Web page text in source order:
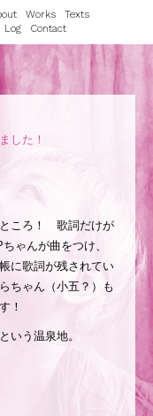
Works
Texts
Log Contact
した！
ところ！ 歌詞だけが
ゃんが曲をつけ、
に歌詞が残されてい
ちゃん（小五？）も
！
いう温泉地。